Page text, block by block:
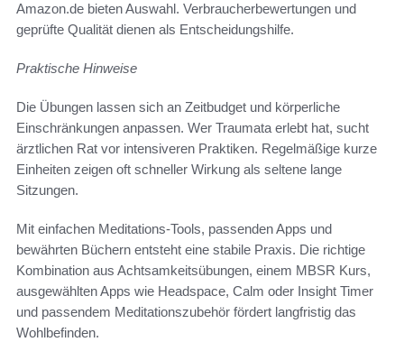
Amazon.de bieten Auswahl. Verbraucherbewertungen und
geprüfte Qualität dienen als Entscheidungshilfe.
Praktische Hinweise
Die Übungen lassen sich an Zeitbudget und körperliche
Einschränkungen anpassen. Wer Traumata erlebt hat, sucht
ärztlichen Rat vor intensiveren Praktiken. Regelmäßige kurze
Einheiten zeigen oft schneller Wirkung als seltene lange
Sitzungen.
Mit einfachen Meditations-Tools, passenden Apps und
bewährten Büchern entsteht eine stabile Praxis. Die richtige
Kombination aus Achtsamkeitsübungen, einem MBSR Kurs,
ausgewählten Apps wie Headspace, Calm oder Insight Timer
und passendem Meditationszubehör fördert langfristig das
Wohlbefinden.